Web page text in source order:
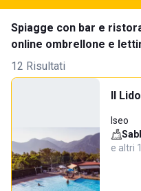
Spiagge con bar e
online ombrellone e
12 Risultati
Il
Iseo
e altri